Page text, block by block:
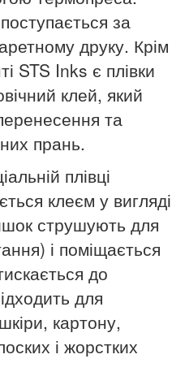
за
друку. Крім
STS Inks є плівки
клей, який
та
прань.
плівці
клеєм у вигляді
струшують для
і поміщається
до
для
картону,
і жорстких